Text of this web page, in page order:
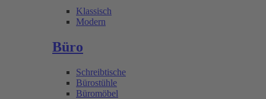
Klassisch
Modern
Büro
Schreibtische
Bürostühle
Büromöbel